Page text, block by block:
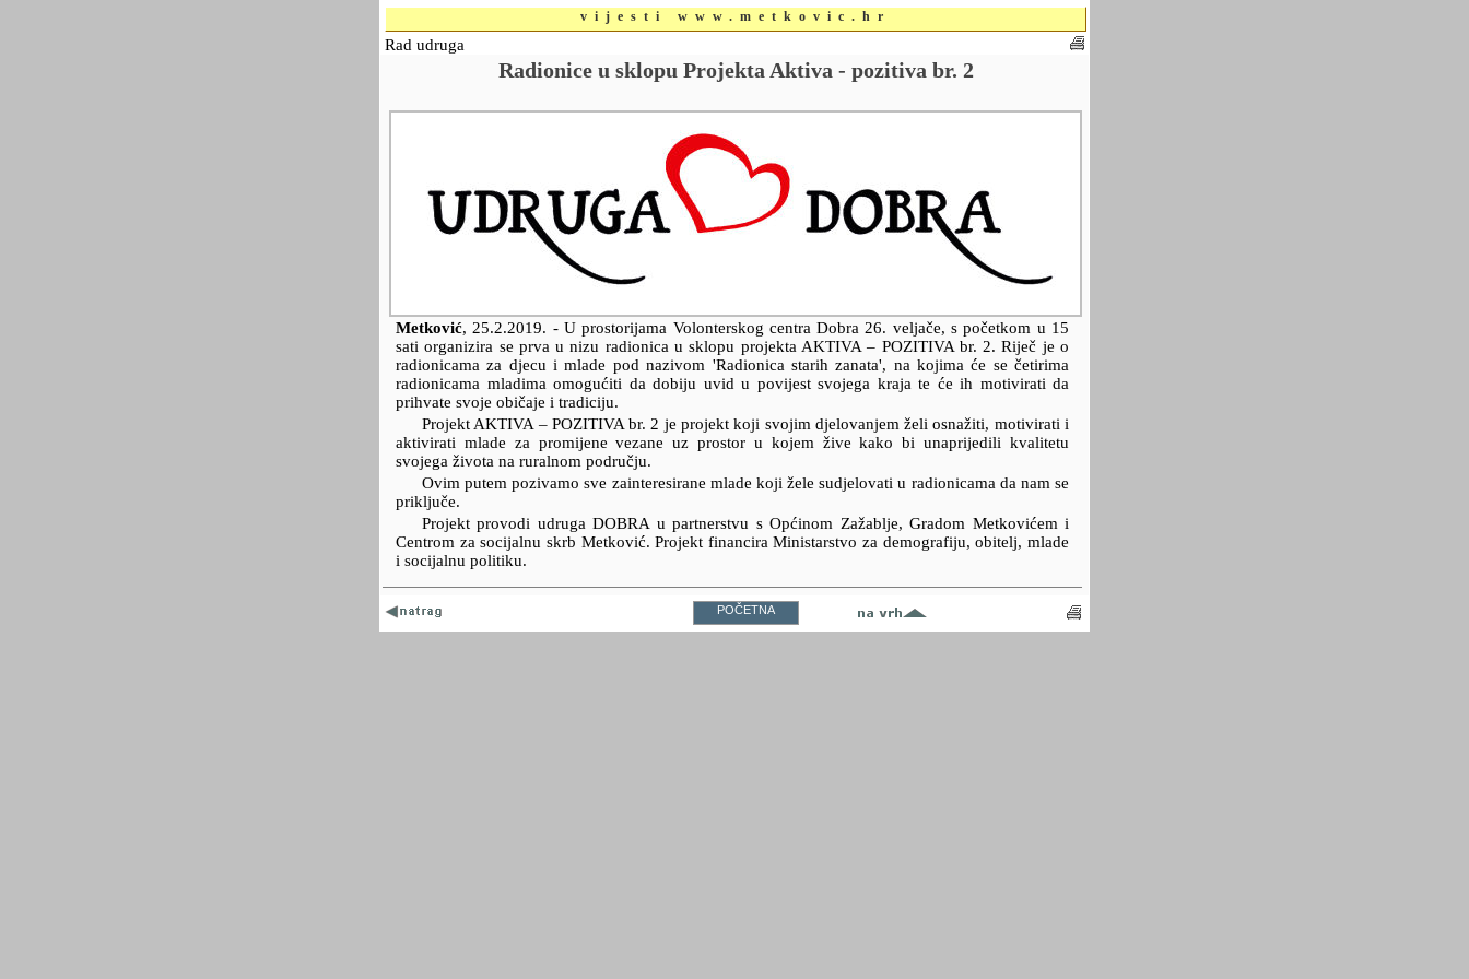
vijesti www.metkovic.hr
Rad udruga
Radionice u sklopu Projekta Aktiva - pozitiva br. 2
Metković, 25.2.2019. - U prostorijama Volonterskog centra Dobra 26. veljače, s početkom u 15
sati organizira se prva u nizu radionica u sklopu projekta AKTIVA – POZITIVA br. 2. Riječ je o
radionicama za djecu i mlade pod nazivom 'Radionica starih zanata', na kojima će se četirima
radionicama mladima omogućiti da dobiju uvid u povijest svojega kraja te će ih motivirati da
prihvate svoje običaje i tradiciju.
Projekt AKTIVA – POZITIVA br. 2 je projekt koji svojim djelovanjem želi osnažiti, motivirati i
aktivirati mlade za promijene vezane uz prostor u kojem žive kako bi unaprijedili kvalitetu
svojega života na ruralnom području.
Ovim putem pozivamo sve zainteresirane mlade koji žele sudjelovati u radionicama da nam se
priključe.
Projekt provodi udruga DOBRA u partnerstvu s Općinom Zažablje, Gradom Metkovićem i
Centrom za socijalnu skrb Metković. Projekt financira Ministarstvo za demografiju, obitelj, mlade
i socijalnu politiku.
POČETNA